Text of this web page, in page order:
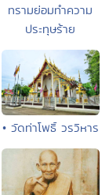
ทรามย่อมทำความ
ประทุษร้าย
• วัดท่าโพธิ์ วรวิหาร